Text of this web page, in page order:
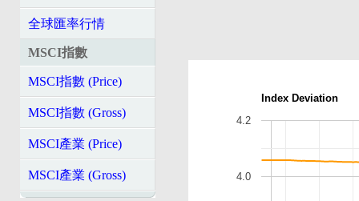
全球匯率行情
MSCI指數
MSCI指數 (Price)
MSCI指數 (Gross)
MSCI產業 (Price)
MSCI產業 (Gross)
Index Deviation
4.0
4.2